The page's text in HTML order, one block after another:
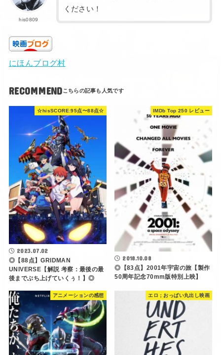
his0809
ください！
にほんブログ村
RECOMMEND
☆hisSCORE:95点〜88点☆
2023.07.02
◎【88点】GRIDMAN
UNIVERSE【解説 考察：最後の最
後までぶち上げていくぅ！】◎
IMDb Top 250 レビュー
2018.10.08
◎【83点】2001年宇宙の旅【製作
50周年記念70mm版特別上映】
アニメーションの感想 エロ；おっぱい丸出し映画